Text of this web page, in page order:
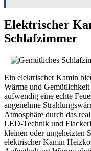
Elektrischer
Schlafzimmer
Ein elektrischer Kamin
Wärme und
aufwendig eine echte
angenehme
Atmosphäre durch das
LED-Technik und
kleinen oder ungeheizten
elektrischer Kamin